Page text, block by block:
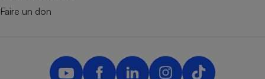
Faire un don